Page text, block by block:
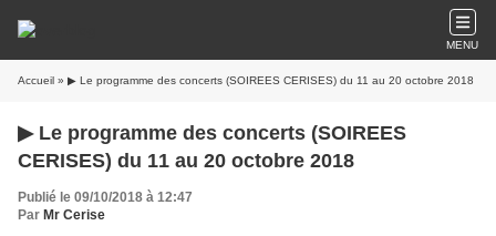
MENU
Accueil » ▶ Le programme des concerts (SOIREES CERISES) du 11 au 20 octobre 2018
▶ Le programme des concerts (SOIREES
CERISES) du 11 au 20 octobre 2018
Publié le 09/10/2018 à 12:47
Par Mr Cerise